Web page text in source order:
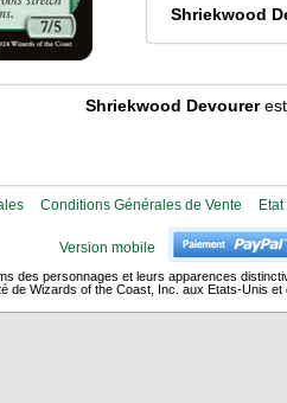
Shriekwood
Shriekwood Devourerest
Conditions Générales de Vente
Version mobile
des personnages et leurs apparences
de Wizards of the Coast, Inc. aux Etats-Unis